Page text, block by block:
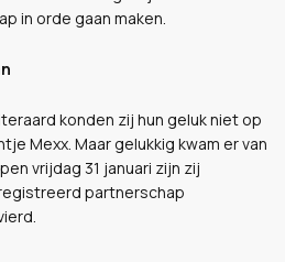
in orde gaan maken.
konden zij hun geluk niet op
Mexx. Maar gelukkig kwam er van
vrijdag 31 januari zijn zij
partnerschap